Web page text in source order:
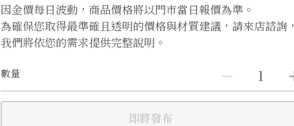
因金價每日波動，商品價格將以門市當日報價為準。
為確保您取得最準確且透明的價格與材質建議，請來店諮詢，
我們將依您的需求提供完整說明。
數量
即將發布